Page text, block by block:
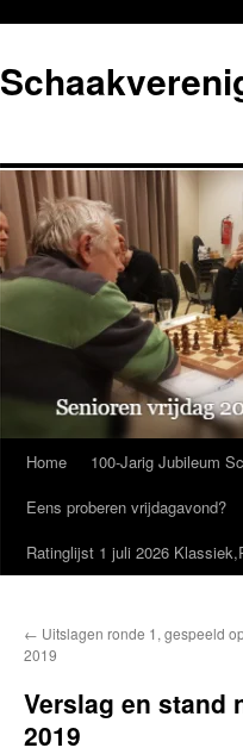
de
inhoud
Home 100-Jarig Jubileum
Eens proberen vrijdagavond?
Ratinglijst 1 juli 2026
← Uitslagen ronde 1, gespeeld
2019
Verslag en stand
2019